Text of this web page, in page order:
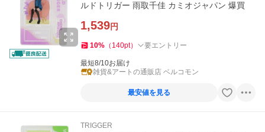
ルドトリガー 雨取千佳 カミオジャパン 爆買
1,539円
10% （ 140pt） 要エントリー
最短8/10お届け
雑貨&アートの通販店 ベルコモン
最安値を見る
TRIGGER